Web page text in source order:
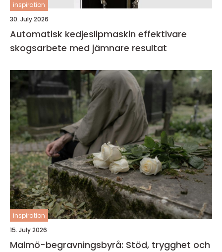
inspiration
30. July 2026
Automatisk kedjeslipmaskin effektivare
skogsarbete med jämnare resultat
inspiration
15. July 2026
Malmö-begravningsbyrå: Stöd, trygghet och